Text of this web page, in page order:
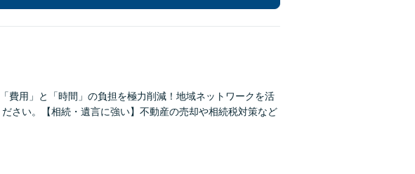
費用」と「時間」の負担を極力削減！地域ネットワークを活
さい。【相続・遺言に強い】不動産の売却や相続税対策など